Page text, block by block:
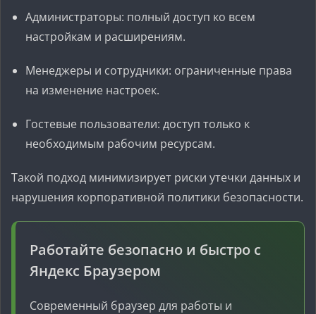
Администраторы: полный доступ ко всем
настройкам и расширениям.
Менеджеры и сотрудники: ограниченные права
на изменение настроек.
Гостевые пользователи: доступ только к
необходимым рабочим ресурсам.
Такой подход минимизирует риски утечки данных и
нарушения корпоративной политики безопасности.
Работайте безопасно и быстро с
Яндекс Браузером
Современный браузер для работы и